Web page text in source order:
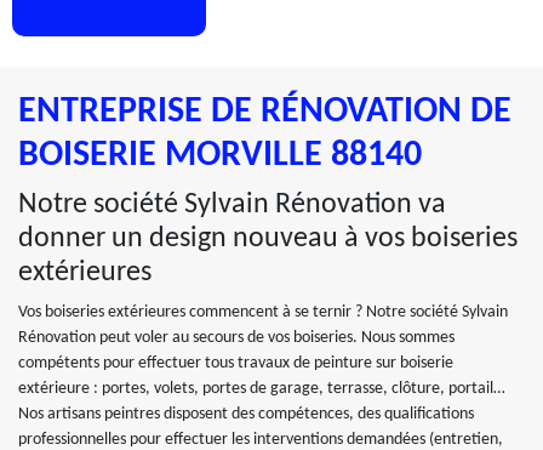
ENTREPRISE DE RÉNOVATION DE
BOISERIE MORVILLE 88140
Notre société Sylvain Rénovation va
donner un design nouveau à vos boiseries
extérieures
Vos boiseries extérieures commencent à se ternir ? Notre société Sylvain
Rénovation peut voler au secours de vos boiseries. Nous sommes
compétents pour effectuer tous travaux de peinture sur boiserie
extérieure : portes, volets, portes de garage, terrasse, clôture, portail…
Nos artisans peintres disposent des compétences, des qualifications
professionnelles pour effectuer les interventions demandées (entretien,